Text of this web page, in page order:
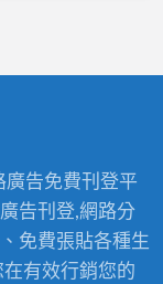
廣告免費刊登平
告刊登,網路分
免費張貼各種生
有效行銷您的